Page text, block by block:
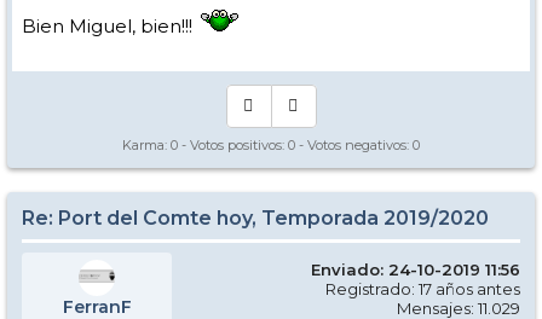
Bien Miguel, bien!!!
Karma: 0 - Votos positivos: 0 - Votos negativos: 0
Re: Port del Comte hoy, Temporada 2019/2020
FerranF
Enviado: 24-10-2019 11:56
Registrado: 17 años antes
Mensajes: 11.029